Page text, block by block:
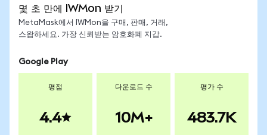
몇 초 만에 IWMon 받기
MetaMask에서 IWMon을 구매, 판매, 거래,
스왑하세요. 가장 신뢰받는 암호화폐 지갑.
Google Play
평점
4.4
다운로드 수
10M+
평가 수
483.7K